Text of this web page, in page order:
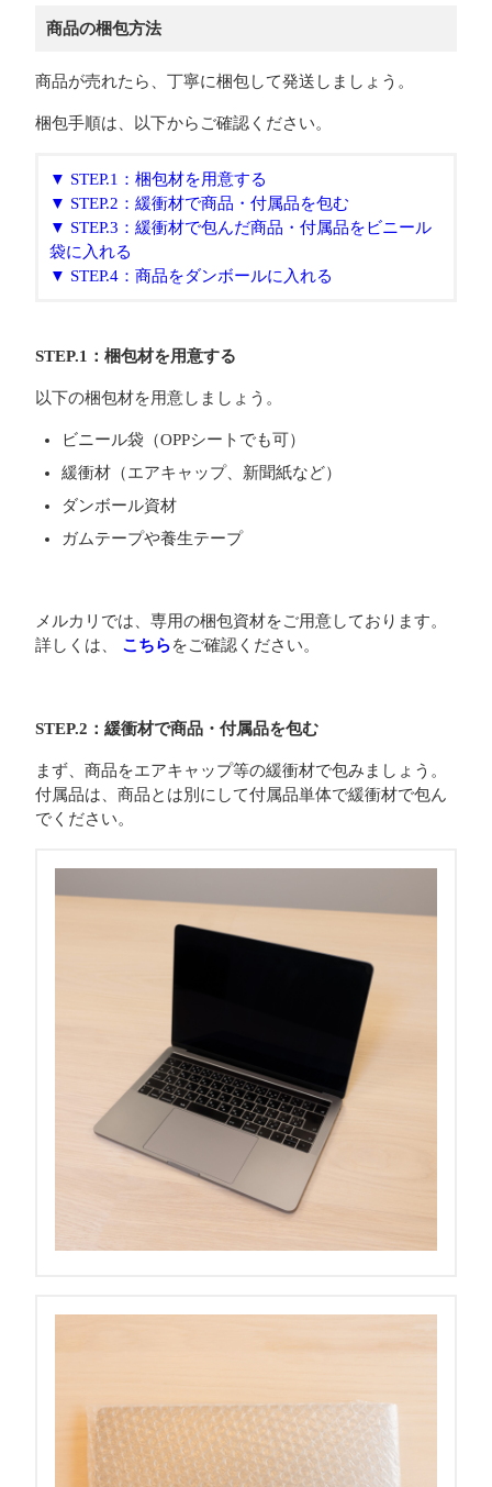
商品の梱包方法
商品が売れたら、丁寧に梱包して発送しましょう。
梱包手順は、以下からご確認ください。
▼ STEP.1：梱包材を用意する
▼ STEP.2：緩衝材で商品・付属品を包む
▼ STEP.3：緩衝材で包んだ商品・付属品をビニール
袋に入れる
▼ STEP.4：商品をダンボールに入れる
STEP.1：梱包材を用意する
以下の梱包材を用意しましょう。
ビニール袋（OPPシートでも可）
緩衝材（エアキャップ、新聞紙など）
ダンボール資材
ガムテープや養生テープ
メルカリでは、専用の梱包資材をご用意しております。
詳しくは、 こちらをご確認ください。
STEP.2：緩衝材で商品・付属品を包む
まず、商品をエアキャップ等の緩衝材で包みましょう。
付属品は、商品とは別にして付属品単体で緩衝材で包ん
でください。